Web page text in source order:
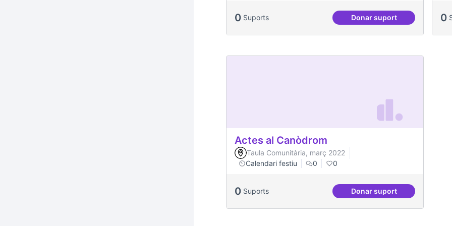
0 Suports Donar suportAniversari de Can 0
Actes al Canòdrom
Taula Comunitària, març 2022
Calendari festiu
0 0
0 Suports Donar suportActes al Canòdrom